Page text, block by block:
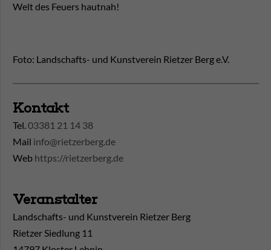
Welt des Feuers hautnah!
Foto: Landschafts- und Kunstverein Rietzer Berg e.V.
Kontakt
Tel.03381 21 14 38
Mail info@rietzerberg.de
Web https://rietzerberg.de
Veranstalter
Landschafts- und Kunstverein Rietzer Berg
Rietzer Siedlung 11